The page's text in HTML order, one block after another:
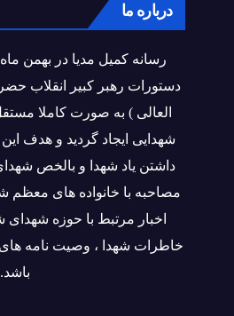
درباره ما
دستورات رهبر کبیر انقلاب
العالی ) به صورت کاملا
شهدایی ایجاد گردید و هدف این
داشتن یاد شهدا و بالخص
مصاحبه با خانواده های
اخبار مرتبط با حوزه
خاطرات شهدا ، وصیت نامه
باشد.